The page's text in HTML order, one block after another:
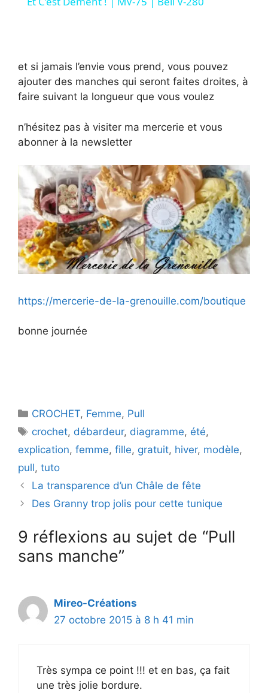
V
e
o
et si jamais l’envie vous prend, vous pouvez
ajouter des manches qui seront faites droites, à
faire suivant la longueur que vous voulez
n’hésitez pas à visiter ma mercerie et vous
abonner à la newsletter
https://mercerie-de-la-grenouille.com/boutique
bonne journée
Catégories
CROCHET, Femme, Pull
Étiquettes
crochet, débardeur, diagramme, été,
explication, femme, fille, gratuit, hiver, modèle,
pull, tuto
La transparence d’un Châle de fête
Des Granny trop jolis pour cette tunique
9 réflexions au sujet de “Pull
sans manche”
Mireo-Créations
27 octobre 2015 à 8 h 41 min
Très sympa ce point !!! et en bas, ça fait
une très jolie bordure.